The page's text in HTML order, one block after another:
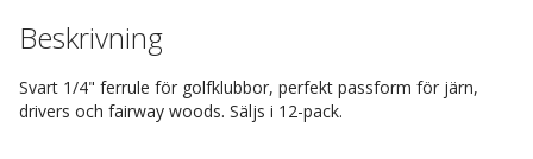
Beskrivning
Svart 1/4" ferrule för golfklubbor, perfekt passform för järn,
drivers och fairway woods. Säljs i 12-pack.